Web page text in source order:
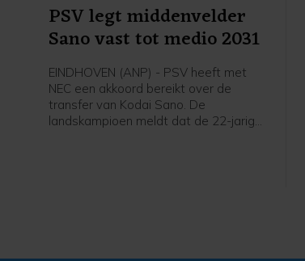
PSV legt middenvelder
Sano vast tot medio 2031
EINDHOVEN (ANP) - PSV heeft met
NEC een akkoord bereikt over de
transfer van Kodai Sano. De
landskampioen meldt dat de 22-jarige